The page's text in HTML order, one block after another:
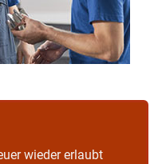
wieder erlaubt